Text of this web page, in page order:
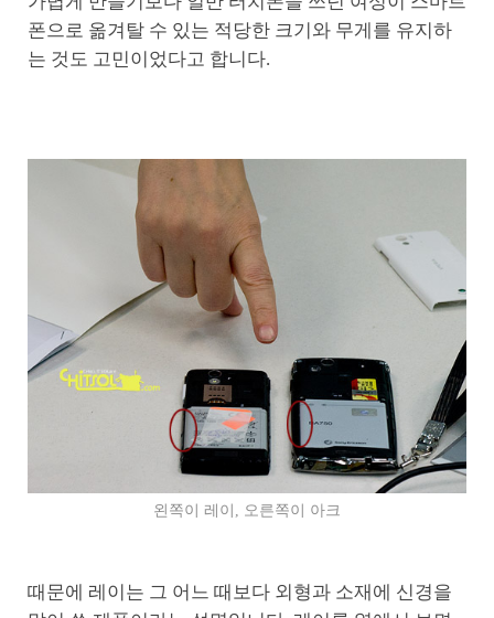
폰으로 옮겨탈 수 있는 적당한 크기와 무게를 유지하
는 것도 고민이었다고 합니다.
왼쪽이 레이, 오른쪽이 아크
때문에 레이는 그 어느 때보다 외형과 소재에 신경을